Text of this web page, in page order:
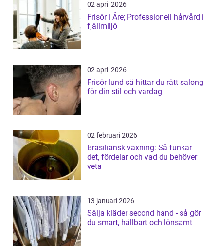
02 april 2026
Frisör i Åre; Professionell hårvård i
fjällmiljö
02 april 2026
Frisör lund så hittar du rätt salong
för din stil och vardag
02 februari 2026
Brasiliansk vaxning: Så funkar
det, fördelar och vad du behöver
veta
13 januari 2026
Sälja kläder second hand - så gör
du smart, hållbart och lönsamt